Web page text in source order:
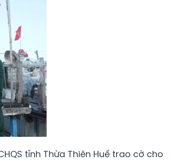
tỉnh Thừa Thiên Huế trao cờ cho